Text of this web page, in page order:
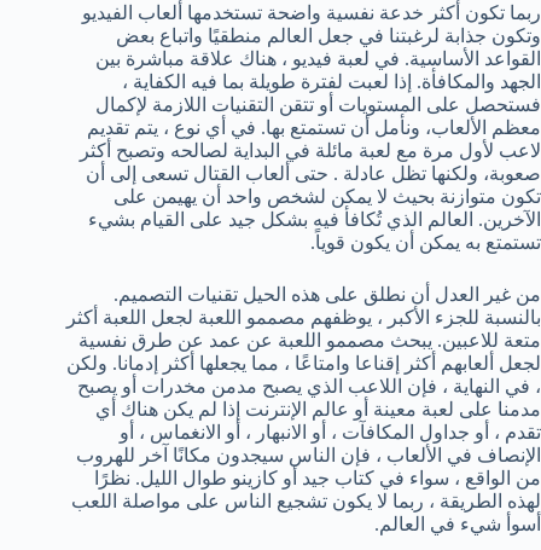
ربما تكون أكثر خدعة نفسية واضحة تستخدمها ألعاب الفيديو
وتكون جذابة لرغبتنا في جعل العالم منطقيًا واتباع بعض
القواعد الأساسية. في لعبة فيديو ، هناك علاقة مباشرة بين
الجهد والمكافأة. إذا لعبت لفترة طويلة بما فيه الكفاية ،
فستحصل على المستويات أو تتقن التقنيات اللازمة لإكمال
معظم الألعاب، ونأمل أن تستمتع بها. في أي نوع ، يتم تقديم
لاعب لأول مرة مع لعبة مائلة في البداية لصالحه وتصبح أكثر
صعوبة، ولكنها تظل عادلة . حتى ألعاب القتال تسعى إلى أن
تكون متوازنة بحيث لا يمكن لشخص واحد أن يهيمن على
الآخرين. العالم الذي تُكافأ فيه بشكل جيد على القيام بشيء
تستمتع به يمكن أن يكون قوياً.
من غير العدل أن نطلق على هذه الحيل تقنيات التصميم.
بالنسبة للجزء الأكبر ، يوظفهم مصممو اللعبة لجعل اللعبة أكثر
متعة للاعبين. يبحث مصممو اللعبة عن عمد عن طرق نفسية
لجعل ألعابهم أكثر إقناعا وامتاعًا ، مما يجعلها أكثر إدمانا. ولكن
، في النهاية ، فإن اللاعب الذي يصبح مدمن مخدرات أو يصبح
مدمنا على لعبة معينة أو عالم الإنترنت إذا لم يكن هناك أي
تقدم ، أو جداول المكافآت ، أو الانبهار ، أو الانغماس ، أو
الإنصاف في الألعاب ، فإن الناس سيجدون مكانًا آخر للهروب
من الواقع ، سواء في كتاب جيد أو كازينو طوال الليل. نظرًا
لهذه الطريقة ، ربما لا يكون تشجيع الناس على مواصلة اللعب
أسوأ شيء في العالم.